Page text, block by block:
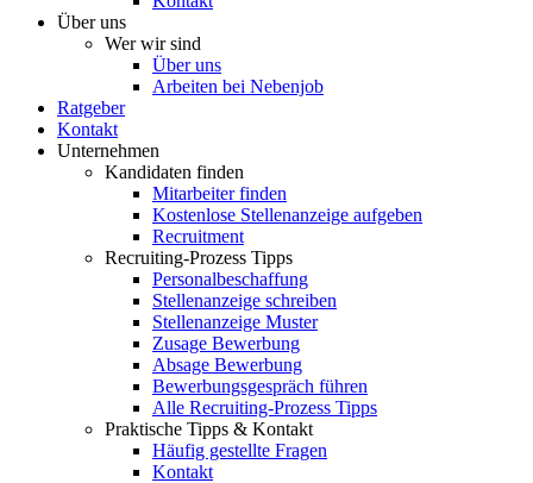
Über uns
Wer wir sind
Über uns
Arbeiten bei Nebenjob
Ratgeber
Kontakt
Unternehmen
Kandidaten finden
Mitarbeiter finden
Kostenlose Stellenanzeige aufgeben
Recruitment
Recruiting-Prozess Tipps
Personalbeschaffung
Stellenanzeige schreiben
Stellenanzeige Muster
Zusage Bewerbung
Absage Bewerbung
Bewerbungsgespräch führen
Alle Recruiting-Prozess Tipps
Praktische Tipps & Kontakt
Häufig gestellte Fragen
Kontakt